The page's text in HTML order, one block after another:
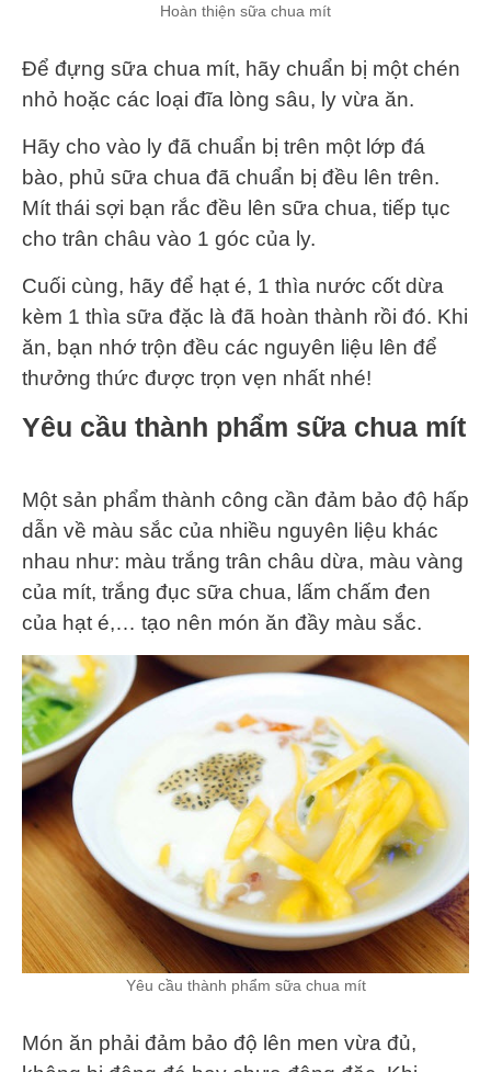
Hoàn thiện sữa chua mít
Để đựng sữa chua mít, hãy chuẩn bị một chén
nhỏ hoặc các loại đĩa lòng sâu, ly vừa ăn.
Hãy cho vào ly đã chuẩn bị trên một lớp đá
bào, phủ sữa chua đã chuẩn bị đều lên trên.
Mít thái sợi bạn rắc đều lên sữa chua, tiếp tục
cho trân châu vào 1 góc của ly.
Cuối cùng, hãy để hạt é, 1 thìa nước cốt dừa
kèm 1 thìa sữa đặc là đã hoàn thành rồi đó. Khi
ăn, bạn nhớ trộn đều các nguyên liệu lên để
thưởng thức được trọn vẹn nhất nhé!
Yêu cầu thành phẩm sữa chua mít
Một sản phẩm thành công cần đảm bảo độ hấp
dẫn về màu sắc của nhiều nguyên liệu khác
nhau như: màu trắng trân châu dừa, màu vàng
của mít, trắng đục sữa chua, lấm chấm đen
của hạt é,… tạo nên món ăn đầy màu sắc.
Yêu cầu thành phẩm sữa chua mít
Món ăn phải đảm bảo độ lên men vừa đủ,